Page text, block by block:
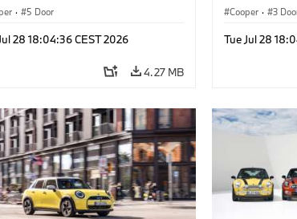
· 5 Door
28 18:04:36 CEST 2026
4.27 MB
Cooper · 3
Tue Jul 28